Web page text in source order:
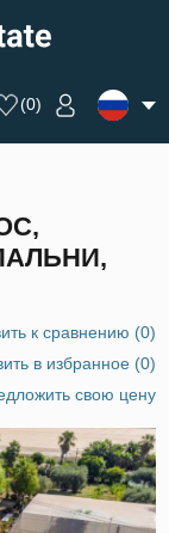
(0)
к сравнению (0)
в избранное(0)
свою цену